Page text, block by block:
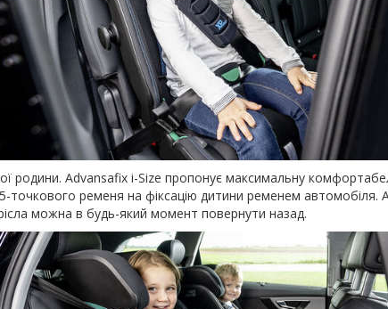
родини. Advansafix i-Size пропонує максимальну
ременя на фіксацію дитини ременем автомобіля. А
можна в будь-який момент повернути назад.